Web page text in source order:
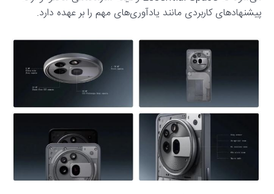
پیشنهادهای کاربردی مانند یادآوری‌های مهم را بر عهده دارد.